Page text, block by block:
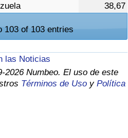
38,67
103 of 103 entries
las Noticias
2026 Numbeo. El uso de este
Términos de Uso y Política